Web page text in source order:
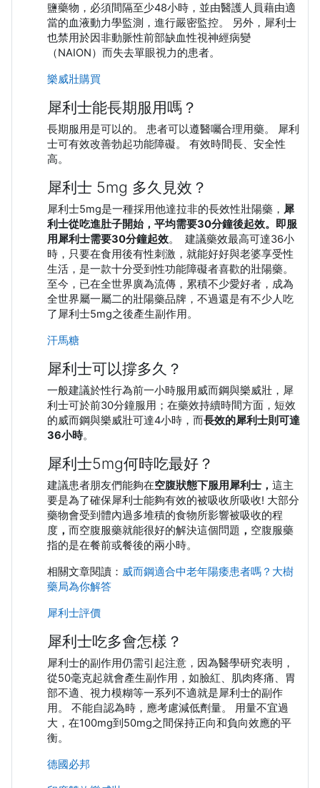
鹽藥物，必須間隔至少48小時，並由醫護人員藉由適
當的血液動力學監測，進行嚴密監控。 另外，犀利士
也禁用於因非動脈性前部缺血性視神經病變
（NAION）而失去單眼視力的患者。
樂威壯購買
犀利士能長期服用嗎？
長期服用是可以的。 患者可以遵醫囑合理用藥。 犀利
士可有效改善勃起功能障礙。 有效時間長、安全性
高。
犀利士 5mg 多久見效？
犀利士5mg是一種採用他達拉非的長效性壯陽藥， 犀
利士從吃進肚子開始，平均需要30分鐘後起效。即服
用犀利士需要30分鐘起效。 建議藥效最高可達36小
時，只要在食用後有性刺激，就能好好與老婆享受性
生活，是一款十分受到性功能障礙者喜歡的壯陽藥。
至今，已在全世界廣為流傳，累積不少愛好者，成為
全世界屬一屬二的壯陽藥品牌，不過還是有不少人吃
了犀利士5mg之後產生副作用。
汗馬糖
犀利士可以撐多久？
一般建議於性行為前一小時服用威而鋼與樂威壯，犀
利士可於前30分鐘服用；在藥效持續時間方面，短效
的威而鋼與樂威壯可達4小時，而長效的犀利士則可達
36小時。
犀利士5mg何時吃最好？
建議患者朋友們能夠在空腹狀態下服用犀利士， 這主
要是為了確保犀利士能夠有效的被吸收所吸收! 大部分
藥物會受到體內過多堆積的食物所影響被吸收的程
度 ， 而空腹服藥就能很好的解決這個問題 ， 空腹服藥
指的是在餐前或餐後的兩小時。
相關文章閱讀： 威而鋼適合中老年陽痿患者嗎？大樹
藥局為你解答
犀利士評價
犀利士吃多會怎樣？
犀利士的副作用仍需引起注意，因為醫學研究表明，
從50毫克起就會產生副作用，如臉紅、肌肉疼痛、胃
部不適、視力模糊等一系列不適就是犀利士的副作
用。 不能自認為時，應考慮減低劑量。 用量不宜過
大，在100mg到50mg之間保持正向和負向效應的平
衡。
德國必邦